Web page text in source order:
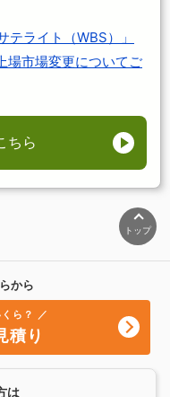
ライト（WBS）」
場市場変更についてご
ちら
トップ
から
ら？ ／
積り
は